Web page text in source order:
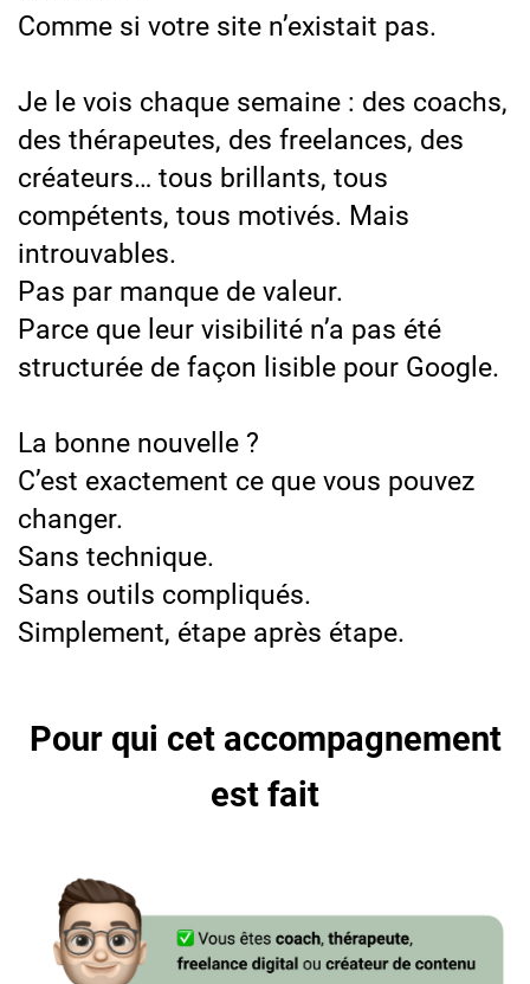
Comme si votre site n’existait pas.
Je le vois chaque semaine : des coachs,
des thérapeutes, des freelances, des
créateurs… tous brillants, tous
compétents, tous motivés. Mais
introuvables.
Pas par manque de valeur.
Parce que leur visibilité n’a pas été
structurée de façon lisible pour Google.
La bonne nouvelle ?
C’est exactement ce que vous pouvez
changer.
Sans technique.
Sans outils compliqués.
Simplement, étape après étape.
Pour qui cet accompagnement
est fait